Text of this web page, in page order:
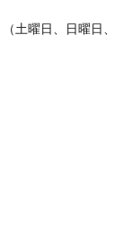
（土曜日、日曜日